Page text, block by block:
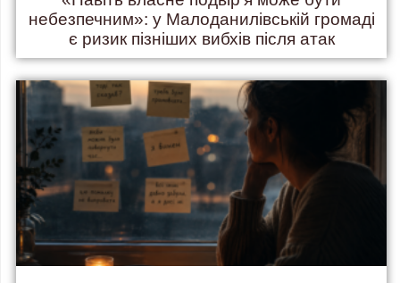
небезпечним»: у Малоданилівській громаді
є ризик пізніших вибхів після атак